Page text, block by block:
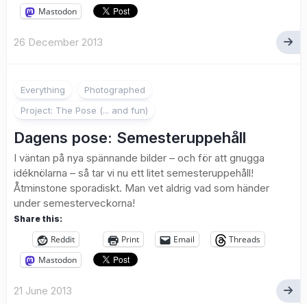
Mastodon
26 December 2013
Everything
Photographed
Project: The Pose (... and fun)
Dagens pose: Semesteruppehåll
I väntan på nya spännande bilder – och för att gnugga
idéknölarna – så tar vi nu ett litet semesteruppehåll!
Åtminstone sporadiskt. Man vet aldrig vad som händer
under semesterveckorna!
Share this:
Reddit Print Email
Threads
Mastodon
21 June 2013